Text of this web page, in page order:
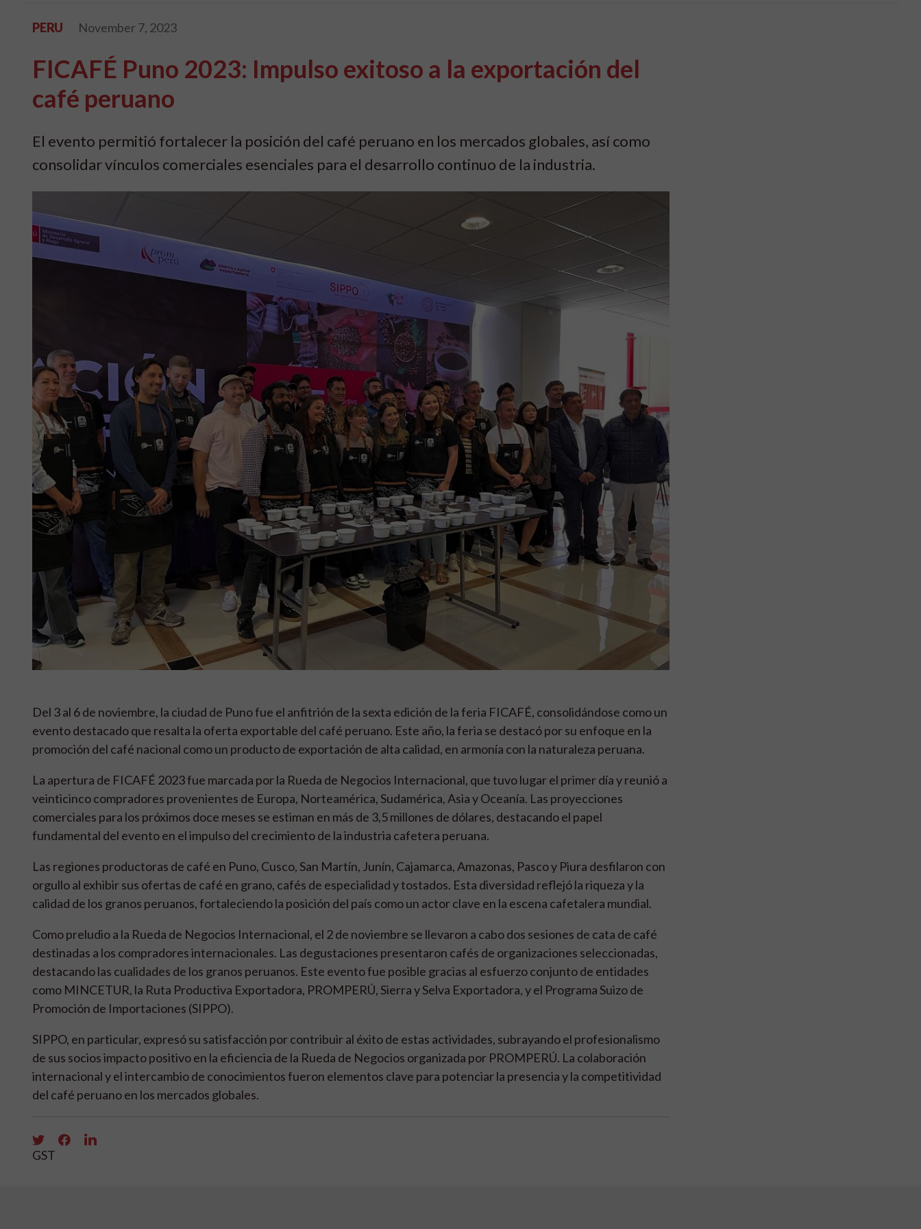
PERU November 7, 2023
FICAFÉ Puno 2023: Impulso exitoso a la exportación del
café peruano
El evento permitió fortalecer la posición del café peruano en los mercados globales, así como
consolidar vínculos comerciales esenciales para el desarrollo continuo de la industria.
Del 3 al 6 de noviembre, la ciudad de Puno fue el anfitrión de la sexta edición de la feria FICAFÉ, consolidándose como un
evento destacado que resalta la oferta exportable del café peruano. Este año, la feria se destacó por su enfoque en la
promoción del café nacional como un producto de exportación de alta calidad, en armonía con la naturaleza peruana.
La apertura de FICAFÉ 2023 fue marcada por la Rueda de Negocios Internacional, que tuvo lugar el primer día y reunió a
veinticinco compradores provenientes de Europa, Norteamérica, Sudamérica, Asia y Oceanía. Las proyecciones
comerciales para los próximos doce meses se estiman en más de 3,5 millones de dólares, destacando el papel
fundamental del evento en el impulso del crecimiento de la industria cafetera peruana.
Las regiones productoras de café en Puno, Cusco, San Martín, Junín, Cajamarca, Amazonas, Pasco y Piura desfilaron con
orgullo al exhibir sus ofertas de café en grano, cafés de especialidad y tostados. Esta diversidad reflejó la riqueza y la
calidad de los granos peruanos, fortaleciendo la posición del país como un actor clave en la escena cafetalera mundial.
Como preludio a la Rueda de Negocios Internacional, el 2 de noviembre se llevaron a cabo dos sesiones de cata de café
destinadas a los compradores internacionales. Las degustaciones presentaron cafés de organizaciones seleccionadas,
destacando las cualidades de los granos peruanos. Este evento fue posible gracias al esfuerzo conjunto de entidades
como MINCETUR, la Ruta Productiva Exportadora, PROMPERÚ, Sierra y Selva Exportadora, y el Programa Suizo de
Promoción de Importaciones (SIPPO).
SIPPO, en particular, expresó su satisfacción por contribuir al éxito de estas actividades, subrayando el profesionalismo
de sus socios impacto positivo en la eficiencia de la Rueda de Negocios organizada por PROMPERÚ. La colaboración
internacional y el intercambio de conocimientos fueron elementos clave para potenciar la presencia y la competitividad
del café peruano en los mercados globales.
GST